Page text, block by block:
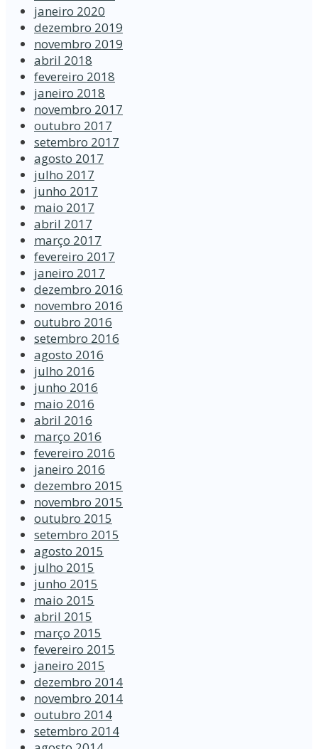
janeiro 2020
dezembro 2019
novembro 2019
abril 2018
fevereiro 2018
janeiro 2018
novembro 2017
outubro 2017
setembro 2017
agosto 2017
julho 2017
junho 2017
maio 2017
abril 2017
março 2017
fevereiro 2017
janeiro 2017
dezembro 2016
novembro 2016
outubro 2016
setembro 2016
agosto 2016
julho 2016
junho 2016
maio 2016
abril 2016
março 2016
fevereiro 2016
janeiro 2016
dezembro 2015
novembro 2015
outubro 2015
setembro 2015
agosto 2015
julho 2015
junho 2015
maio 2015
abril 2015
março 2015
fevereiro 2015
janeiro 2015
dezembro 2014
novembro 2014
outubro 2014
setembro 2014